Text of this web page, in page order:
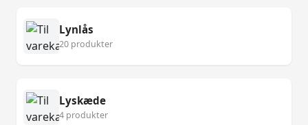
Lynlås
20 produkter
Lyskæde
4 produkter